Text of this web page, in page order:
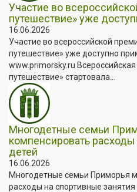
Участие во
путешествие» уже
16.06.2026
Участие во всероссийской
путешествие» уже доступно
www.primorsky.ru
путешествие» стартовала...
Многодетные семьи
компенсировать
детей
16.06.2026
Многодетные семьи Приморья
расходы на спортивные